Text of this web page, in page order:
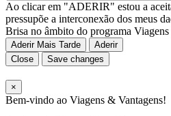
Ao clicar em "ADERIR" estou a
pressupõe a interconexão dos meus
Brisa no âmbito do programa
Aderir Mais Tarde
Aderir
Close
Save changes
×
Bem-vindo ao Viagens & Vantagens!